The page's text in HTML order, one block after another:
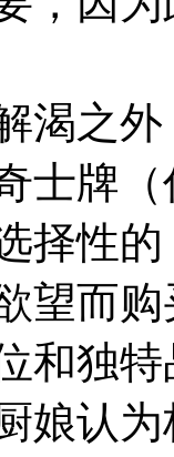
渴之
士牌
择性
望而
和独
娘认